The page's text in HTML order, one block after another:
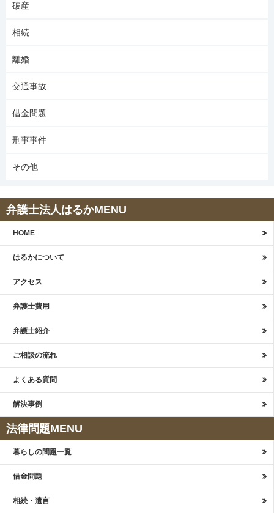
破産
相続
離婚
交通事故
借金問題
刑事事件
その他
弁護士法人はるかMENU
HOME
はるかについて
アクセス
弁護士費用
弁護士紹介
ご相談の流れ
よくある質問
解決事例
法律問題MENU
暮らしの問題一覧
借金問題
相続・遺言